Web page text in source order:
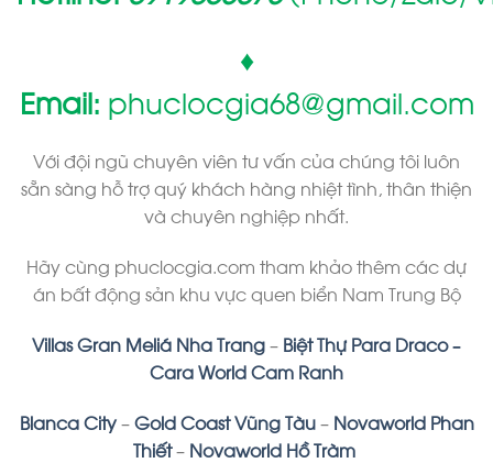
♦
Email: phuclocgia68@gmail.com
Với đội ngũ chuyên viên tư vấn của chúng tôi luôn
sẵn sàng hỗ trợ quý khách hàng nhiệt tình, thân thiện
và chuyên nghiệp nhất.
Hãy cùng phuclocgia.com tham khảo thêm các dự
án bất động sản khu vực quen biển Nam Trung Bộ
Villas Gran Meliá Nha Trang– Biệt Thự Para Draco –
Cara World Cam Ranh
Blanca City–Gold Coast VũngTàu– Novaworld Phan
Thiết– Novaworld Hồ Tràm